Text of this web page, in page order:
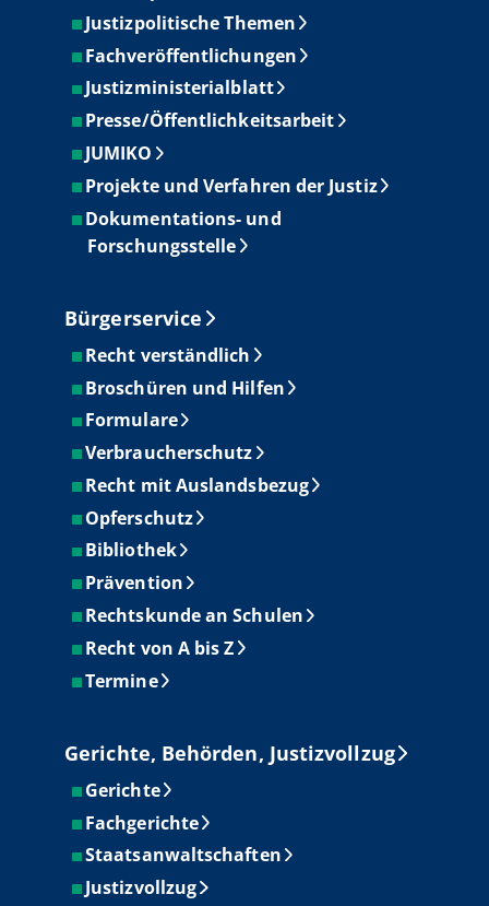
Justizpolitische Themen
Fachveröffentlichungen
Justizministerialblatt
Presse/Öffentlichkeitsarbeit
JUMIKO
Projekte und Verfahren der Justiz
Dokumentations- und
Forschungsstelle
Bürgerservice
Recht verständlich
Broschüren und Hilfen
Formulare
Verbraucherschutz
Recht mit Auslandsbezug
Opferschutz
Bibliothek
Prävention
Rechtskunde an Schulen
Recht von A bis Z
Termine
Gerichte, Behörden, Justizvollzug
Gerichte
Fachgerichte
Staatsanwaltschaften
Justizvollzug